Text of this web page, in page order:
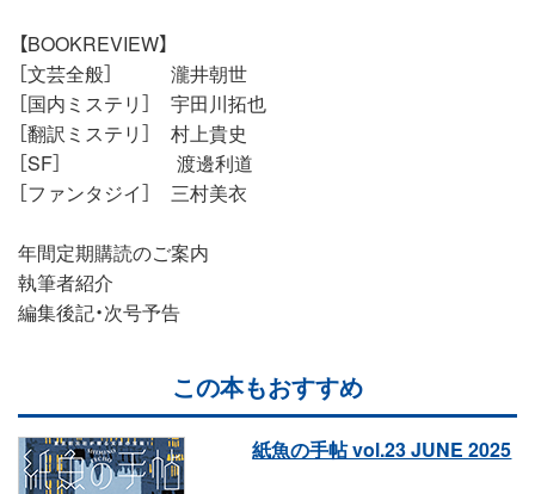
【BOOKREVIEW】
［文芸全般］ 瀧井朝世
［国内ミステリ］ 宇田川拓也
［翻訳ミステリ］ 村上貴史
［SF］ 渡邊利道
［ファンタジイ］ 三村美衣
年間定期購読のご案内
執筆者紹介
編集後記・次号予告
この本もおすすめ
紙魚の手帖 vol.23 JUNE 2025